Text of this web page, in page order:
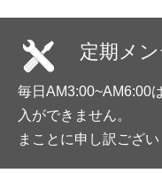
定期メ
毎日AM3:00~AM6:00
入ができません。
まことに申し訳ござ